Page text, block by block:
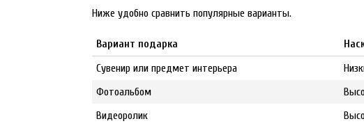
Ниже удобно сравнить популярные варианты.
Вариант подарка
Сувенир или предмет интерьера
Фотоальбом
Видеоролик